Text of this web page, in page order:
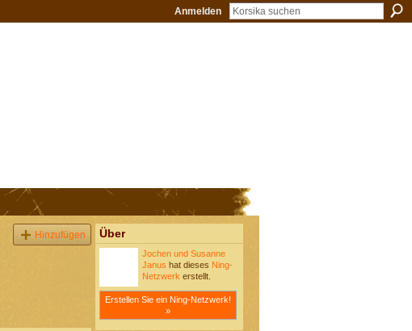
Anmelden
Hinzufügen Über
Jochen und Susanne
Janus hat dieses Ning-
Netzwerk erstellt.
Erstellen Sie ein Ning-Netzwerk!
»